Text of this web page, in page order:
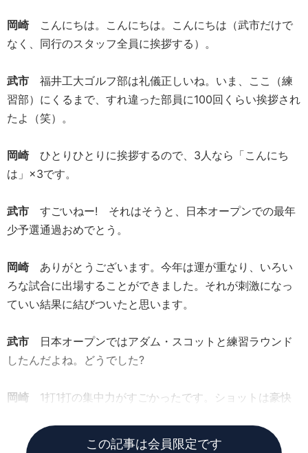
岡崎こんにちは。こんにちは。こんにちは（武市だけで
なく、同行のスタッフ全員に挨拶する）。
武市 福井工大ゴルフ部は礼儀正しいね。いま、ここ（練
習部）にくるまで、すれ違った部員に100回くらい挨拶され
たよ（笑）。
岡崎ひとりひとりに挨拶するので、3人なら「こんにち
は」×3です。
武市 すごいねー! それはそうと、日本オープンでの最年
少予選通過おめでとう。
岡崎ありがとうございます。今年は運が重なり、いろい
ろな試合に出場することができました。それが刺激になっ
ていい結果に結びついたと思います。
武市 日本オープンではアダム・スコットと練習ラウンド
したんだよね。どうでした?
岡崎 1打1打の集中力がすごかったです。ショットは豪快
この記事は会員限定です